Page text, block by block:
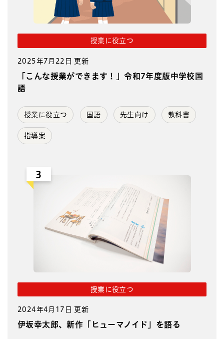
授業に役立つ
2025年7月22日 更新
「こんな授業ができます！」令和7年度版中学校国
語
授業に役立つ 国語 先生向け 教科書
指導案
3
授業に役立つ
2024年4月17日 更新
伊坂幸太郎、新作「ヒューマノイド」を語る